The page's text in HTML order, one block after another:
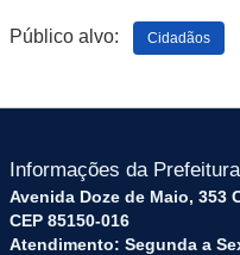
Público alvo: Cidadãos
Informações da Prefeitura
Avenida Doze de Maio, 353
CEP 85150-016
Atendimento: Segunda a